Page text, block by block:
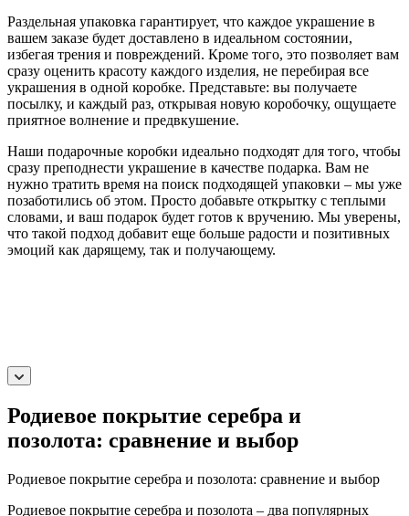
Раздельная упаковка гарантирует, что каждое украшение в
вашем заказе будет доставлено в идеальном состоянии,
избегая трения и повреждений. Кроме того, это позволяет вам
сразу оценить красоту каждого изделия, не перебирая все
украшения в одной коробке. Представьте: вы получаете
посылку, и каждый раз, открывая новую коробочку, ощущаете
приятное волнение и предвкушение.
Наши подарочные коробки идеально подходят для того, чтобы
сразу преподнести украшение в качестве подарка. Вам не
нужно тратить время на поиск подходящей упаковки – мы уже
позаботились об этом. Просто добавьте открытку с теплыми
словами, и ваш подарок будет готов к вручению. Мы уверены,
что такой подход добавит еще больше радости и позитивных
эмоций как дарящему, так и получающему.
Родиевое покрытие серебра и
позолота: сравнение и выбор
Родиевое покрытие серебра и позолота: сравнение и выбор
Родиевое покрытие серебра и позолота – два популярных